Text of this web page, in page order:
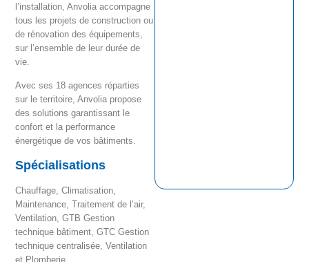
l’installation, Anvolia accompagne
tous les projets de construction ou
de rénovation des équipements,
sur l’ensemble de leur durée de
vie.
Avec ses 18 agences réparties
sur le territoire, Anvolia propose
des solutions garantissant le
confort et la performance
énergétique de vos bâtiments.
Spécialisations
Chauffage, Climatisation,
Maintenance, Traitement de l’air,
Ventilation, GTB Gestion
technique bâtiment, GTC Gestion
technique centralisée, Ventilation
et Plomberie.